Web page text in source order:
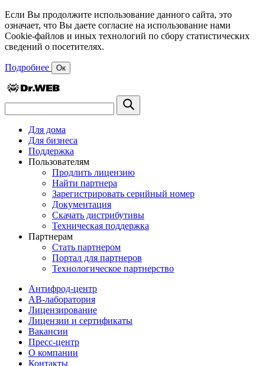
Если Вы продолжите использование данного сайта, это
означает, что Вы даете согласие на использование нами
Cookie-файлов и иных технологий по сбору статистических
сведений о посетителях.
Подробнее Ок
Для дома
Для бизнеса
Поддержка
Пользователям
Продлить лицензию
Найти партнера
Зарегистрировать серийный номер
Документация
Скачать дистрибутивы
Техническая поддержка
Партнерам
Стать партнером
Портал для партнеров
Технологическое партнерство
Антифрод-центр
АВ-лаборатория
Лицензирование
Лицензии и сертификаты
Вакансии
Пресс-центр
О компании
Контакты